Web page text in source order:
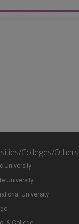
Colleges/Others
University
University
University